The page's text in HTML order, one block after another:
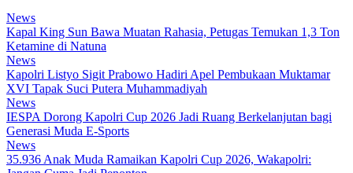
News
Kapal King Sun Bawa Muatan Rahasia, Petugas Temukan 1,3 Ton
Ketamine di Natuna
News
Kapolri Listyo Sigit Prabowo Hadiri Apel Pembukaan Muktamar
XVI Tapak Suci Putera Muhammadiyah
News
IESPA Dorong Kapolri Cup 2026 Jadi Ruang Berkelanjutan bagi
Generasi Muda E-Sports
News
35.936 Anak Muda Ramaikan Kapolri Cup 2026, Wakapolri: